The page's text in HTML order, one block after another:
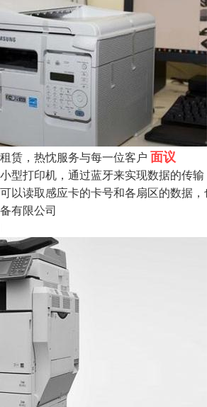
赁，热忱服务与每一位客户 面议
型打印机，通过蓝牙来实现数据的传
以读取感应卡的卡号和各扇区的数据
有限公司